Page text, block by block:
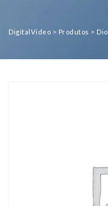
DigitalVideo > Produtos >